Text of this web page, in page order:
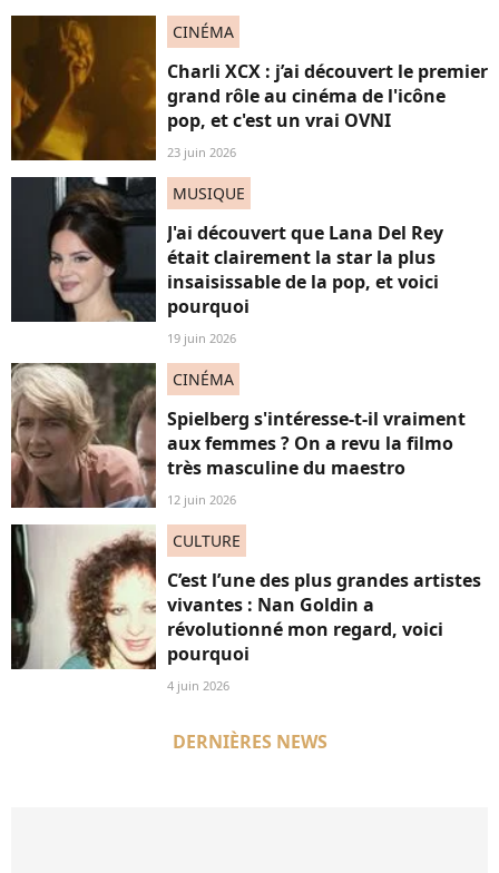
CINÉMA
Charli XCX : j’ai découvert le premier
grand rôle au cinéma de l'icône
pop, et c'est un vrai OVNI
23 juin 2026
MUSIQUE
J'ai découvert que Lana Del Rey
était clairement la star la plus
insaisissable de la pop, et voici
pourquoi
19 juin 2026
CINÉMA
Spielberg s'intéresse-t-il vraiment
aux femmes ? On a revu la filmo
très masculine du maestro
12 juin 2026
CULTURE
C’est l’une des plus grandes artistes
vivantes : Nan Goldin a
révolutionné mon regard, voici
pourquoi
4 juin 2026
DERNIÈRES NEWS